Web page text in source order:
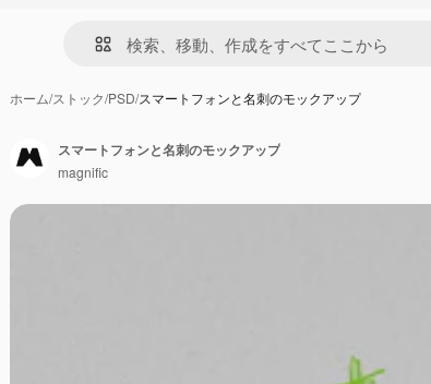
ホーム/ストック/PSD/スマートフォンと名刺のモックアップ
スマートフォンと名刺のモックアップ
magnific